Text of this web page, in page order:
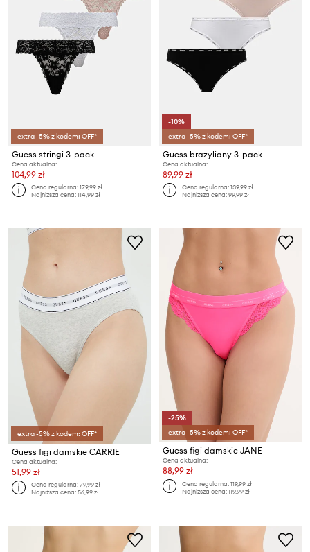
extra -5% z kodem: OFF*
Guess stringi 3-pack
Cena aktualna:
104,99 zł
Cena regularna:179,99 zł
Najniższa cena:114,99 zł
-10%
extra -5% z kodem: OFF*
Guess brazyliany 3-pack
Cena aktualna:
89,99 zł
Cena regularna:139,99 zł
Najniższa cena:99,99 zł
extra -5% z kodem: OFF*
Guess figi damskie CARRIE
Cena aktualna:
51,99 zł
Cena regularna:79,99 zł
Najniższa cena:56,99 zł
-25%
extra -5% z kodem: OFF*
Guess figi damskie JANE
Cena aktualna:
88,99 zł
Cena regularna:119,99 zł
Najniższa cena:119,99 zł